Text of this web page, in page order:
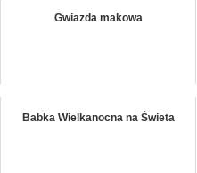
Gwiazda makowa
Babka Wielkanocna na Świeta